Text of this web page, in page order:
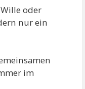
oder
nur ein
im